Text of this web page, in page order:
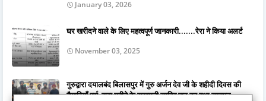
January 03, 2026
घर खरीदने वाले के लिए महत्वपूर्ण जानकारी.......रेरा ने किया अलर्ट
November 03, 2025
गुरुद्वारा दयालबंद बिलासपुर में गुरु अर्जन देव जी के शहीदी दिवस की
तैयारियाँ पूर्ण, सवा महीने के सुखमनी साहिब पाठ का हुआ समापन